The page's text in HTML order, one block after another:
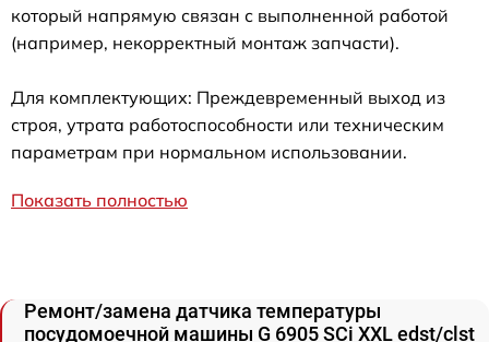
который напрямую связан с выполненной работой
(например, некорректный монтаж запчасти).
Для комплектующих: Преждевременный выход из
строя, утрата работоспособности или техническим
параметрам при нормальном использовании.
Показать полностью
Ремонт/замена датчика температуры
посудомоечной машины G 6905 SCi XXL edst/clst